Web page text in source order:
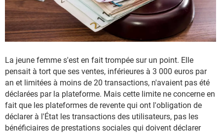
La jeune femme s'est en fait trompée sur un point. Elle
pensait à tort que ses ventes, inférieures à 3 000 euros par
an et limitées à moins de 20 transactions, n'avaient pas été
déclarées par la plateforme. Mais cette limite ne concerne en
fait que les plateformes de revente qui ont l'obligation de
déclarer à l'État les transactions des utilisateurs, pas les
bénéficiaires de prestations sociales qui doivent déclarer